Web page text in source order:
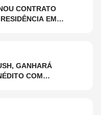
CONTRATO
EM
GANHARÁ
COM